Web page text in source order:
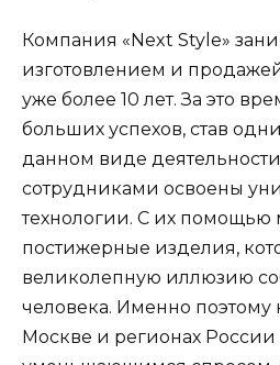
Компания «Next Style»
изготовлением и
уже более 10 лет. За это
больших успехов, став
данном виде
сотрудниками освоены
технологии. С их помощью
постижерные изделия,
великолепную иллюзию
человека. Именно
Москве и регионах России